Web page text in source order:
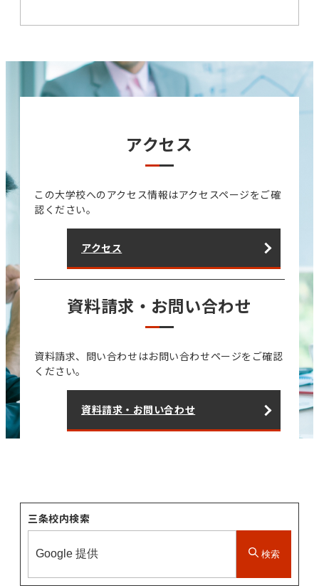
三条校内検索
検索
アクセス
この大学校へのアクセス情報はアクセスページをご確
認ください。
アクセス
資料請求・お問い合わせ
資料請求、問い合わせはお問い合わせページをご確認
ください。
資料請求・お問い合わせ